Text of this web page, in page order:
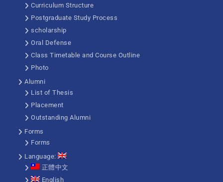
Curriculum Structure
Postgraduate Study Process
scholarship
Oral Defense
Class Timetable and Course Outline
Photo
Alumni
List of Thesis
Placement
Outstanding Alumni
Forms
Forms
Language:
正體中文
English